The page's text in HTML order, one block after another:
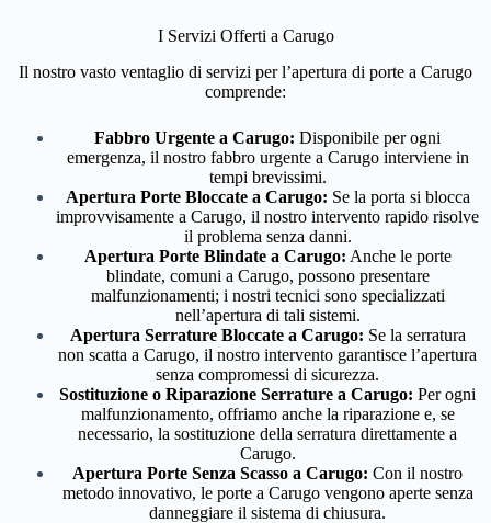
I Servizi Offerti a Carugo
Il nostro vasto ventaglio di servizi per l’apertura di porte a Carugo
comprende:
Fabbro Urgente a Carugo: Disponibile per ogni
emergenza, il nostro fabbro urgente a Carugo interviene in
tempi brevissimi.
Apertura Porte Bloccate a Carugo: Se la porta si blocca
improvvisamente a Carugo, il nostro intervento rapido risolve
il problema senza danni.
Apertura Porte Blindate a Carugo: Anche le porte
blindate, comuni a Carugo, possono presentare
malfunzionamenti; i nostri tecnici sono specializzati
nell’apertura di tali sistemi.
Apertura Serrature Bloccate a Carugo: Se la serratura
non scatta a Carugo, il nostro intervento garantisce l’apertura
senza compromessi di sicurezza.
Sostituzione o Riparazione Serrature a Carugo: Per ogni
malfunzionamento, offriamo anche la riparazione e, se
necessario, la sostituzione della serratura direttamente a
Carugo.
Apertura Porte Senza Scasso a Carugo: Con il nostro
metodo innovativo, le porte a Carugo vengono aperte senza
danneggiare il sistema di chiusura.